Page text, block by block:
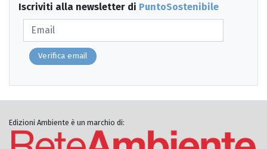
Iscriviti alla newsletter di PuntoSostenibile
Verifica email
Edizioni Ambiente è un marchio di: